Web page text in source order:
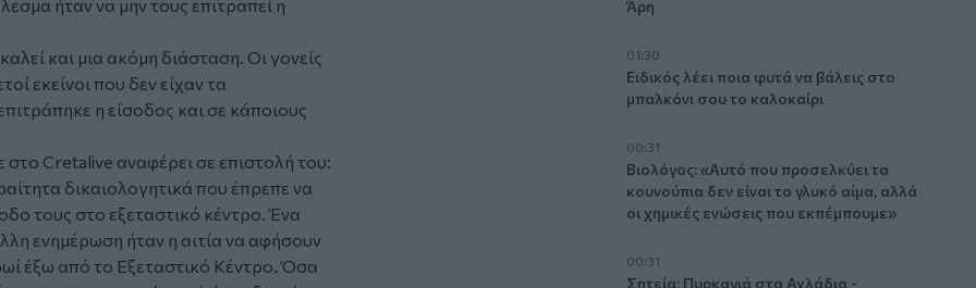
ήταν να μην τους επιτραπεί η
και μια ακόμη διάσταση. Οι γονείς
εκείνοι που δεν είχαν τα
η είσοδος και σε κάποιους
Cretalive αναφέρει σε επιστολή του:
δικαιολογητικά που έπρεπε να
τους στο εξεταστικό κέντρο. Ένα
ενημέρωση ήταν η αιτία να αφήσουν
έξω από το Εξεταστικό Κέντρο. Όσα
Άρη
01:30
Ειδικός λέει ποια φυτά να βάλεις στο
μπαλκόνι σου το καλοκαίρι
00:31
Βιολόγος: «Αυτό που προσελκύει τα
κουνούπια δεν είναι το γλυκό αίμα, αλλά
οι χημικές ενώσεις που εκπέμπουμε»
00:31
Σητεία: Πυρκαγιά στα Αχλάδια -